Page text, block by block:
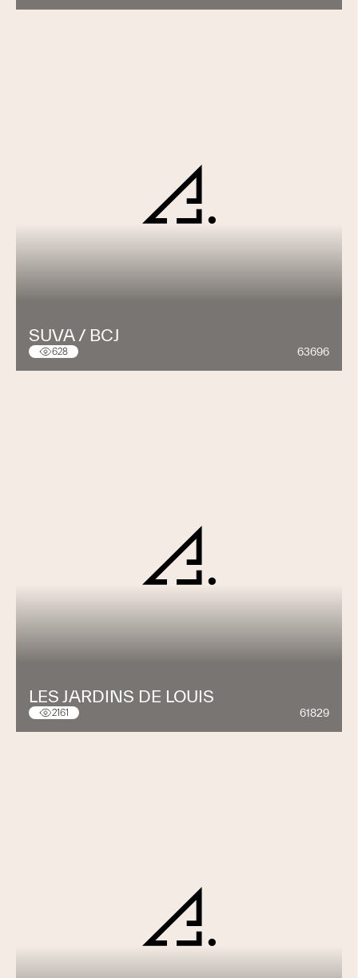
SUVA / BCJ
628 63696
LES JARDINS DE LOUIS
2161 61829